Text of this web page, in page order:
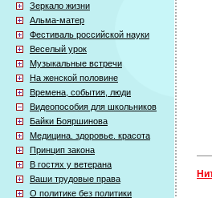
Зеркало жизни
Альма-матер
Фестиваль российской науки
Веселый урок
Музыкальные встречи
На женской половине
Времена, события, люди
Видеопособия для школьников
Байки Бояршинова
Медицина. здоровье. красота
Принцип закона
В гостях у ветерана
Ваши трудовые права
О политике без политики